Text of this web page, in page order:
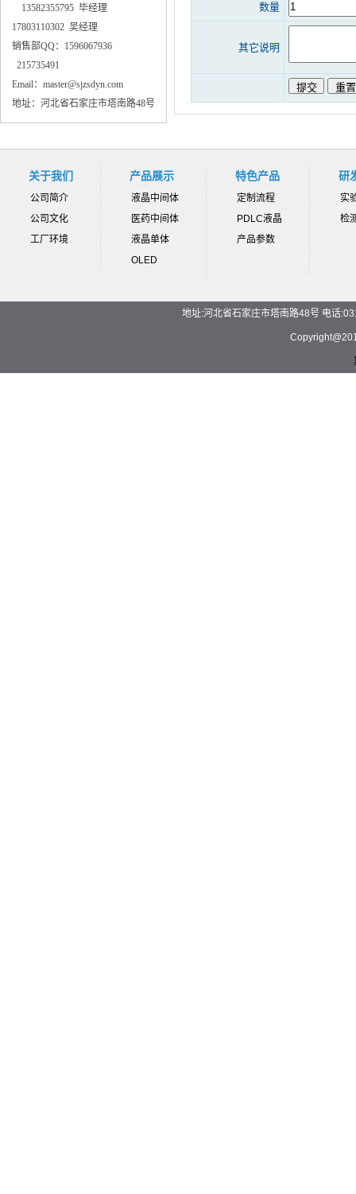
13582355795 毕经理
17803110302 吴经理
销售部QQ：1596067936
215735491
Email：master@sjzsdyn.com
地址：河北省石家庄市塔南路48号
数量
其它说明
关于我们
公司简介
公司文化
工厂环境
产品展示
液晶中间体
医药中间体
液晶单体
OLED
特色产品
定制流程
PDLC液晶
产品参数
研
实
检
地址:河北省石家庄市塔南路48号 电话